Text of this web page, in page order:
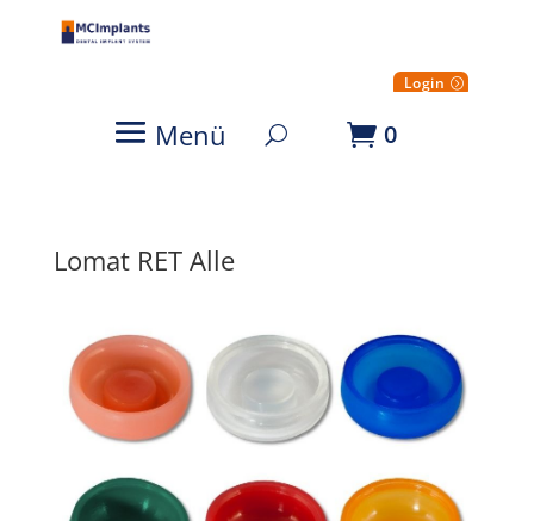
Login
Menü 0
Lomat RET Alle